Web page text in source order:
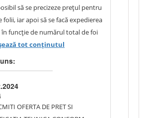
să se precizeze prețul pentru
folii, iar apoi să se facă expedierea
funcție de numărul total de foi
foi * 2500 de bucăți = 625000 de
3125 de bucăți de 200 de foi ?
tot conținutul
OFERTA DE PRET SI